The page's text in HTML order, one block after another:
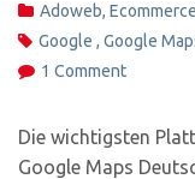
Adoweb, Ecommerce
Google , Google
1 Comment
Die wichtigsten
Google Maps